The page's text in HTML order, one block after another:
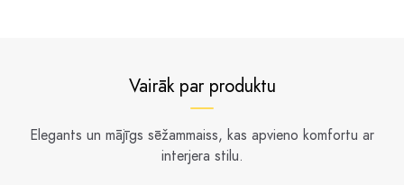
Vairāk par produktu
Elegants un mājīgs sēžammaiss, kas apvieno komfortu ar
interjera stilu.